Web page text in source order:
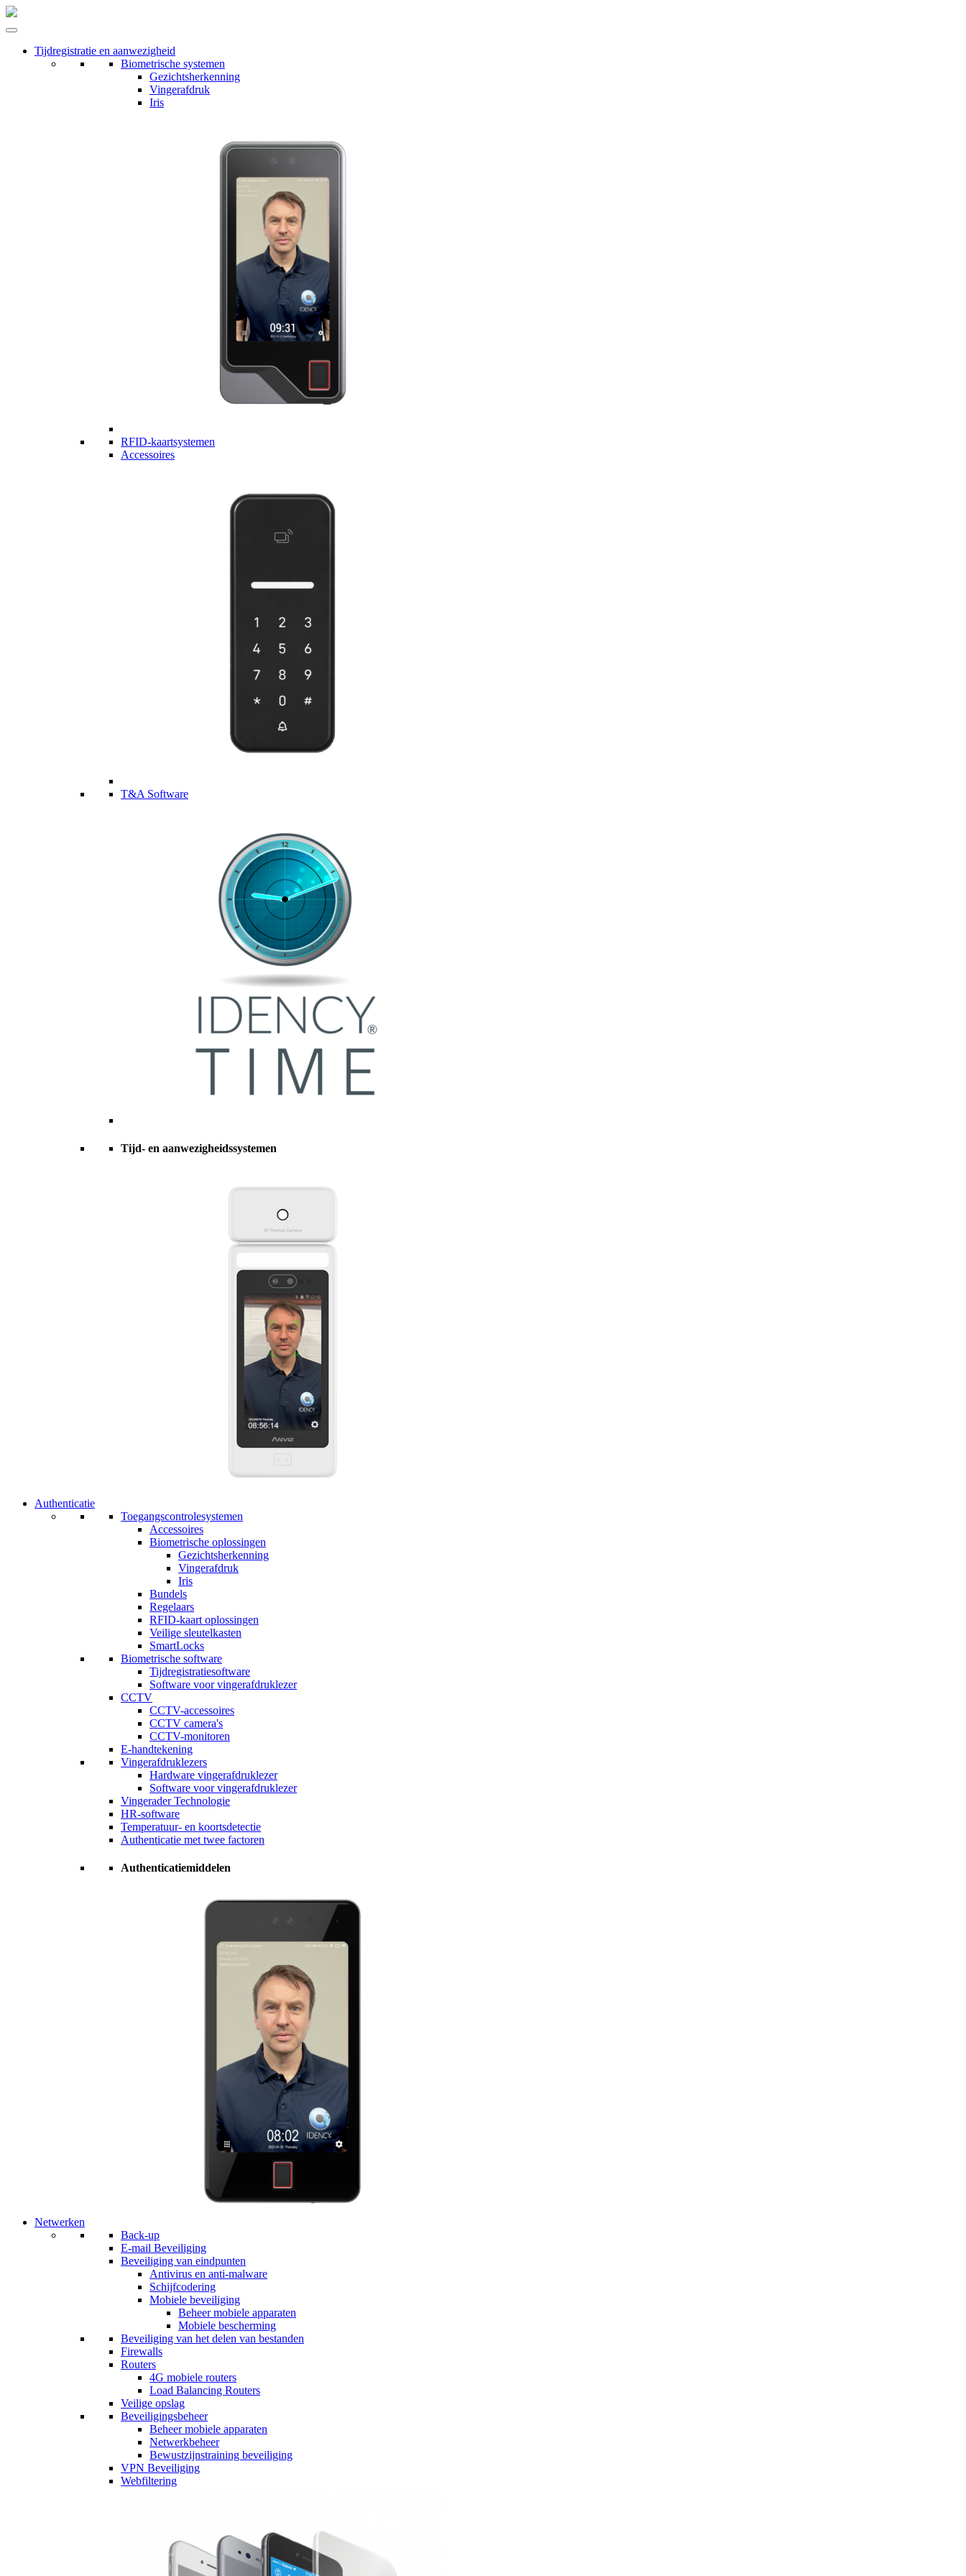
Tijdregistratie en aanwezigheid
Biometrische systemen
Gezichtsherkenning
Vingerafdruk
Iris
RFID-kaartsystemen
Accessoires
T&A Software
Tijd- en aanwezigheidssystemen
Authenticatie
Toegangscontrolesystemen
Accessoires
Biometrische oplossingen
Gezichtsherkenning
Vingerafdruk
Iris
Bundels
Regelaars
RFID-kaart oplossingen
Veilige sleutelkasten
SmartLocks
Biometrische software
Tijdregistratiesoftware
Software voor vingerafdruklezer
CCTV
CCTV-accessoires
CCTV camera's
CCTV-monitoren
E-handtekening
Vingerafdruklezers
Hardware vingerafdruklezer
Software voor vingerafdruklezer
Vingerader Technologie
HR-software
Temperatuur- en koortsdetectie
Authenticatie met twee factoren
Authenticatiemiddelen
Netwerken
Back-up
E-mail Beveiliging
Beveiliging van eindpunten
Antivirus en anti-malware
Schijfcodering
Mobiele beveiliging
Beheer mobiele apparaten
Mobiele bescherming
Beveiliging van het delen van bestanden
Firewalls
Routers
4G mobiele routers
Load Balancing Routers
Veilige opslag
Beveiligingsbeheer
Beheer mobiele apparaten
Netwerkbeheer
Bewustzijnstraining beveiliging
VPN Beveiliging
Webfiltering